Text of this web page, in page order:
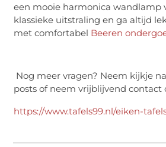
een mooie harmonica wandlamp
klassieke uitstraling en ga altijd
met comfortabel Beeren
Nog meer vragen? Neem kijkje
posts of neem vrijblijvend contact
https://www.tafels99.nl/eiken-